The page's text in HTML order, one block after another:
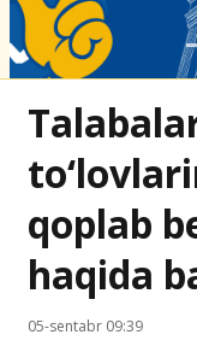
qoplab
haqida
05-sentabr 09:39